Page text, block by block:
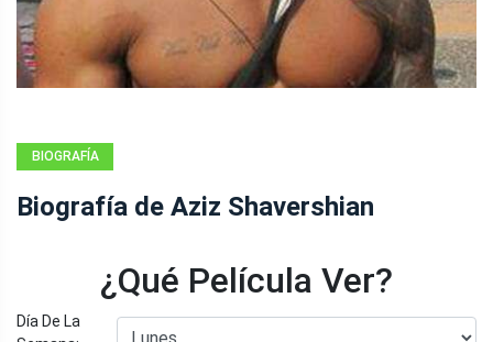
BIOGRAFÍA
Biografía de Aziz Shavershian
¿Qué Película Ver?
Día De La